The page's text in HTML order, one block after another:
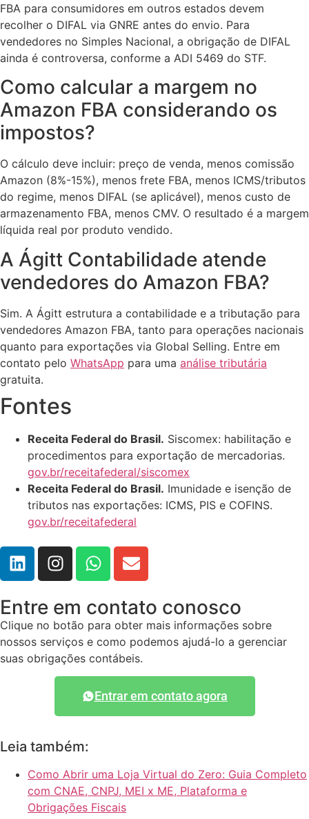
FBA para consumidores em outros estados devem
recolher o DIFAL via GNRE antes do envio. Para
vendedores no Simples Nacional, a obrigação de DIFAL
ainda é controversa, conforme a ADI 5469 do STF.
Como calcular a margem no
Amazon FBA considerando os
impostos?
O cálculo deve incluir: preço de venda, menos comissão
Amazon (8%-15%), menos frete FBA, menos ICMS/tributos
do regime, menos DIFAL (se aplicável), menos custo de
armazenamento FBA, menos CMV. O resultado é a margem
líquida real por produto vendido.
A Ágitt Contabilidade atende
vendedores do Amazon FBA?
Sim. A Ágitt estrutura a contabilidade e a tributação para
vendedores Amazon FBA, tanto para operações nacionais
quanto para exportações via Global Selling. Entre em
contato pelo WhatsApp para uma análise tributária
gratuita.
Fontes
Receita Federal do Brasil. Siscomex: habilitação e
procedimentos para exportação de mercadorias.
gov.br/receitafederal/siscomex
Receita Federal do Brasil. Imunidade e isenção de
tributos nas exportações: ICMS, PIS e COFINS.
gov.br/receitafederal
Entre em contato conosco
Clique no botão para obter mais informações sobre
nossos serviços e como podemos ajudá-lo a gerenciar
suas obrigações contábeis.
Entrar em contato agora
Leia também:
Como Abrir uma Loja Virtual do Zero: Guia Completo
com CNAE, CNPJ, MEI x ME, Plataforma e
Obrigações Fiscais